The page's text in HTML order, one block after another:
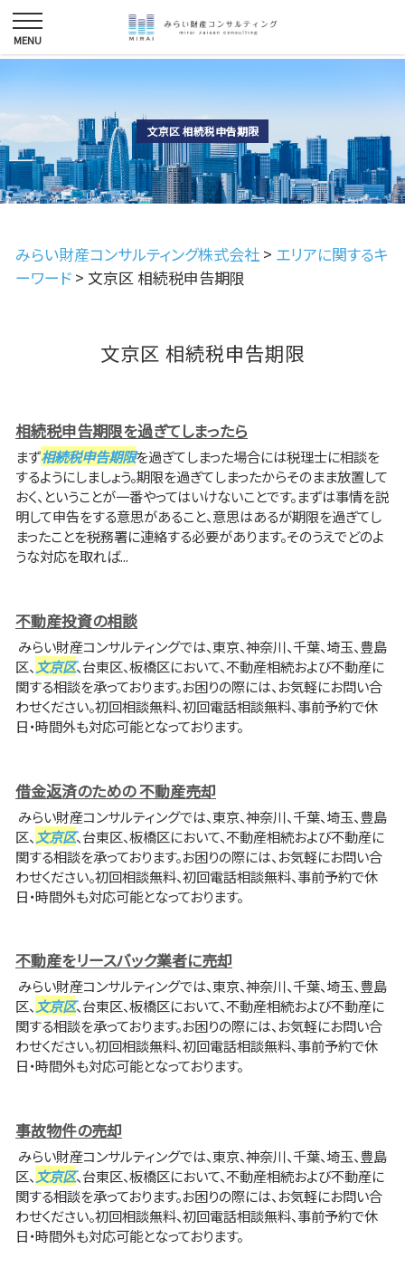
文京区 相続税申告期限
みらい財産コンサルティング株式会社 > エリアに関するキ
ーワード > 文京区 相続税申告期限
文京区 相続税申告期限
相続税申告期限を過ぎてしまったら
まず相続税申告期限を過ぎてしまった場合には税理士に相談を
するようにしましょう。期限を過ぎてしまったからそのまま放置して
おく、ということが一番やってはいけないことです。まずは事情を説
明して申告をする意思があること、意思はあるが期限を過ぎてし
まったことを税務署に連絡する必要があります。そのうえでどのよ
うな対応を取れば...
不動産投資の相談
みらい財産コンサルティングでは、東京、神奈川、千葉、埼玉、豊島
区、 文京区、台東区、板橋区において、不動産相続および不動産に
関する相談を承っております。お困りの際には、お気軽にお問い合
わせください。初回相談無料、初回電話相談無料、事前予約で休
日・時間外も対応可能となっております。
借金返済のための 不動産売却
みらい財産コンサルティングでは、東京、神奈川、千葉、埼玉、豊島
区、 文京区、台東区、板橋区において、不動産相続および不動産に
関する相談を承っております。お困りの際には、お気軽にお問い合
わせください。初回相談無料、初回電話相談無料、事前予約で休
日・時間外も対応可能となっております。
不動産をリースバック業者に売却
みらい財産コンサルティングでは、東京、神奈川、千葉、埼玉、豊島
区、 文京区、台東区、板橋区において、不動産相続および不動産に
関する相談を承っております。お困りの際には、お気軽にお問い合
わせください。初回相談無料、初回電話相談無料、事前予約で休
日・時間外も対応可能となっております。
事故物件の売却
みらい財産コンサルティングでは、東京、神奈川、千葉、埼玉、豊島
区、 文京区、台東区、板橋区において、不動産相続および不動産に
関する相談を承っております。お困りの際には、お気軽にお問い合
わせください。初回相談無料、初回電話相談無料、事前予約で休
日・時間外も対応可能となっております。